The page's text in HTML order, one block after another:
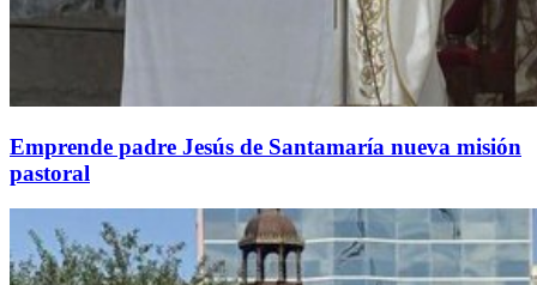
Emprende padre Jesús de Santamaría nueva misión
pastoral